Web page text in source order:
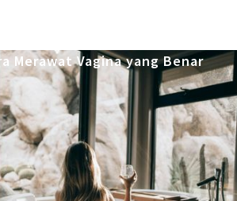
Merawat Vagina yang Benar